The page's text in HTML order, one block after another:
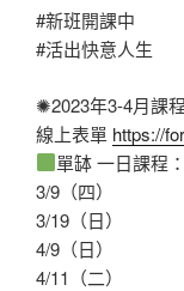
#新班開課中
#活出快意人生
✺2023年3-4月課
線上表單 https://
單缽 一日課程：
3/9（四）
3/19（日）
4/9（日）
4/11（二）